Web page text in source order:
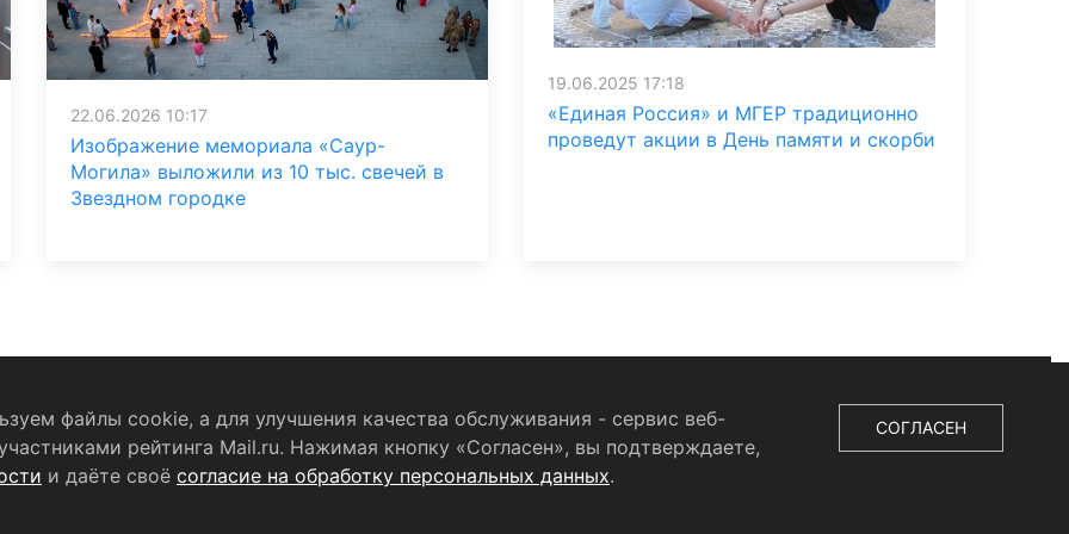
22.06.2026 10:17
Изображение мемориала «Саур-
Могила» выложили из 10 тыс. свечей в
Звездном городке
19.06.2025 17:18
«Единая Россия» и МГЕР традиционно
проведут акции в День памяти и скорби
персональных данных RSS-лента
о регистрации СМИ ЭЛ № ФС 77 - 79754 от 07.12.2020 г.
файлы cookie, а для улучшения качества обслуживания - сервис веб-
рейтинга Mail.ru. Нажимая кнопку «Согласен», вы подтверждаете,
и даёте своё согласие на обработку персональных данных.
СОГЛАСЕН